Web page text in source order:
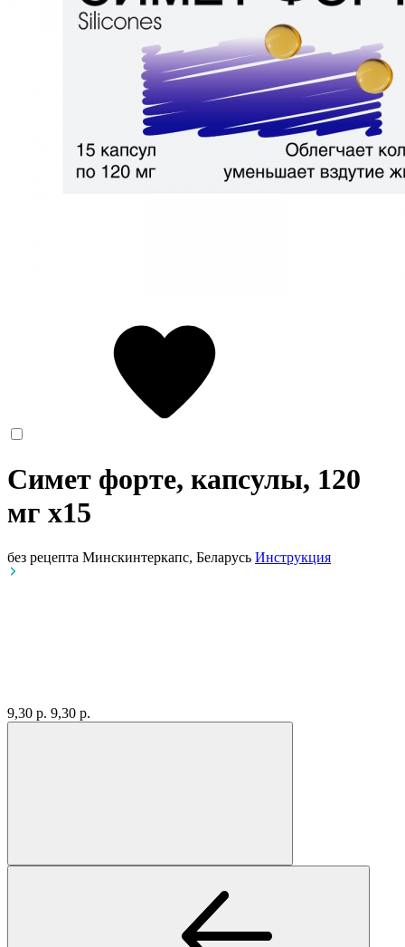
Симет форте, капсулы, 120
мг x15
без рецепта Минскинтеркапс, Беларусь Инструкция
9,30 р. 9,30 р.